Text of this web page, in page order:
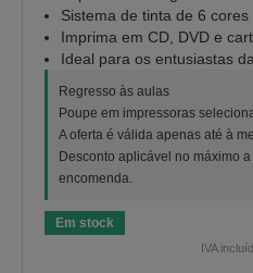
Sistema de tinta de 6
Imprima em CD, DVD e
Ideal para os entusiastas
Regresso às aulas
Poupe em impressoras
A oferta é válida apenas até à
Desconto aplicável no máximo
encomenda.
Em stock
IVA